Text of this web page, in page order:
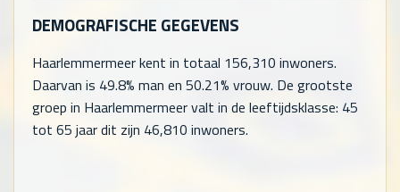
DEMOGRAFISCHE GEGEVENS
Haarlemmermeer kent in totaal 156,310 inwoners.
Daarvan is 49.8% man en 50.21% vrouw. De grootste
groep in Haarlemmermeer valt in de leeftijdsklasse: 45
tot 65 jaar dit zijn 46,810 inwoners.